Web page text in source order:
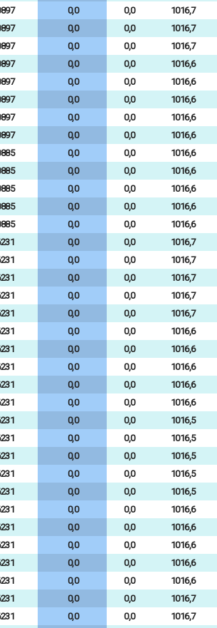
0,0 0,0 1016,7
0,0 0,0 1016,7
0,0 0,0 1016,7
0,0 0,0 1016,6
0,0 0,0 1016,6
0,0 0,0 1016,6
0,0 0,0 1016,6
0,0 0,0 1016,6
0,0 0,0 1016,6
0,0 0,0 1016,6
0,0 0,0 1016,6
0,0 0,0 1016,6
0,0 0,0 1016,6
0,0 0,0 1016,7
0,0 0,0 1016,7
0,0 0,0 1016,7
0,0 0,0 1016,7
0,0 0,0 1016,7
0,0 0,0 1016,6
0,0 0,0 1016,6
0,0 0,0 1016,6
0,0 0,0 1016,6
0,0 0,0 1016,6
0,0 0,0 1016,5
0,0 0,0 1016,5
0,0 0,0 1016,5
0,0 0,0 1016,5
0,0 0,0 1016,5
0,0 0,0 1016,6
0,0 0,0 1016,6
0,0 0,0 1016,6
0,0 0,0 1016,6
0,0 0,0 1016,6
0,0 0,0 1016,7
0,0 0,0 1016,7